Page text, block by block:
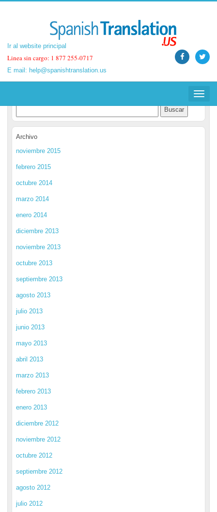
Ir al website principal
Linea sin cargo: 1 877 255-0717
E mail: help@spanishtranslation.us
Toggle
Ir al website principal
Linea sin cargo: 1 877 255-0717
E mail: help@spanishtranslation.us
Toggle
Spanish Translation Blog
Archivo
noviembre 2015
febrero 2015
octubre 2014
marzo 2014
enero 2014
diciembre 2013
noviembre 2013
octubre 2013
septiembre 2013
agosto 2013
julio 2013
junio 2013
mayo 2013
abril 2013
marzo 2013
febrero 2013
enero 2013
diciembre 2012
noviembre 2012
octubre 2012
septiembre 2012
agosto 2012
julio 2012